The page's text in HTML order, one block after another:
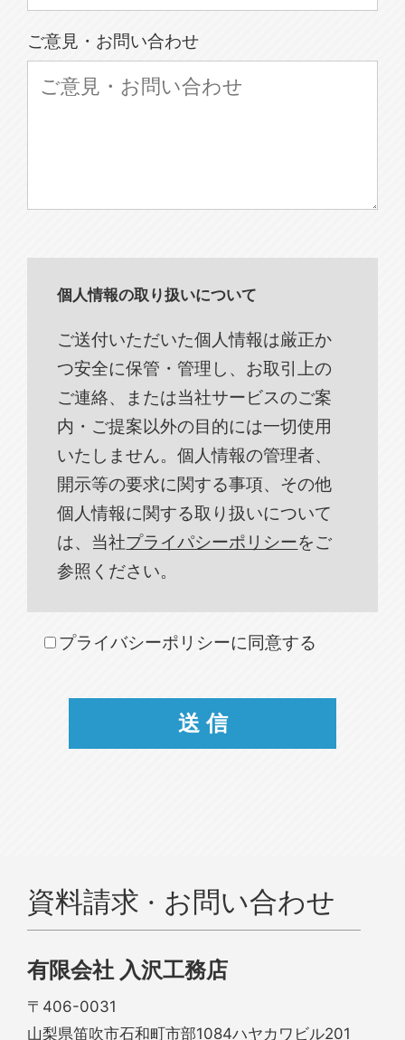
ご意見・お問い合わせ
個人情報の取り扱いについて
ご送付いただいた個人情報は厳正か
つ安全に保管・管理し、お取引上の
ご連絡、または当社サービスのご案
内・ご提案以外の目的には一切使用
いたしません。個人情報の管理者、
開示等の要求に関する事項、その他
個人情報に関する取り扱いについて
は、当社プライパシーポリシーをご
参照ください。
プライバシーポリシーに同意する
資料請求 · お問い合わせ
有限会社 入沢工務店
〒406-0031
山梨県笛吹市石和町市部1084ハヤカワビル201